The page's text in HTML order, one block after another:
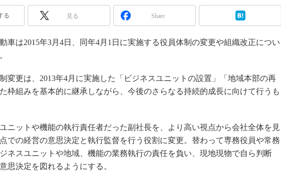
日本ものづくりワールド
産業オープンネット展
無償設計ツール
3Dプリンタ
メイドインジャパン
る 見る Share
車は2015年3月4日、同年4月1日に実施する役員体制の変更や組織改正につい
変更は、2013年4月に実施した「ビジネスユニットの設置」「地域本部の再
枠組みを基本的に継承しながら、今後のさらなる持続的成長に向けて行うも
ニットや機能の執行責任者だった副社長を、より高い視点から会社全体を見
での経営の意思決定と執行監督を行う役割に変更。替わって専務役員や常務
ネスユニットや地域、機能の業務執行の責任を負い、現地現物で自ら判断
思決定を図れるようにする。